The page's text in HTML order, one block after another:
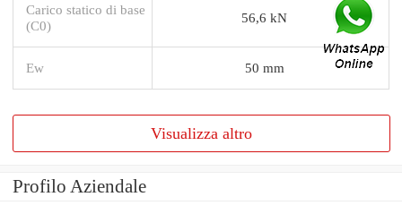
Carico statico di base
(C0)
56,6 kN
Ew 50 mm
Visualizza altro
Profilo Aziendale